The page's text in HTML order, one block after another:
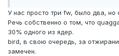
У нас просто три fw, было два,
Речь собственно о том, что
30% одного из ядер.
bird, в свою очередь, за
замечен.